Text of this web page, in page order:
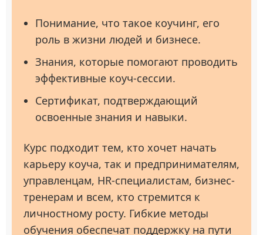
Понимание, что такое коучинг, его
роль в жизни людей и бизнесе.
Знания, которые помогают проводить
эффективные коуч-сессии.
Сертификат, подтверждающий
освоенные знания и навыки.
Курс подходит тем, кто хочет начать
карьеру коуча, так и предпринимателям,
управленцам, HR-специалистам, бизнес-
тренерам и всем, кто стремится к
личностному росту. Гибкие методы
обучения обеспечат поддержку на пути